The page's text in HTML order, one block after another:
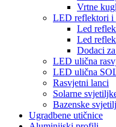
Vrtne
LED reflektori i
Led
Led
Dodaci
LED ulična
LED ulična
Rasvjetni lanci
Solarne
Bazenske
Ugradbene utičnice